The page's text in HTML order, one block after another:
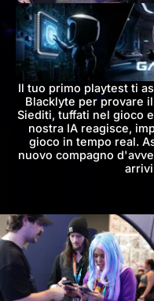
Il tuo primo playtest ti
Blacklyte per provare
Siediti, tuffati nel gioco
nostra IA reagisce,
gioco in tempo real.
nuovo compagno